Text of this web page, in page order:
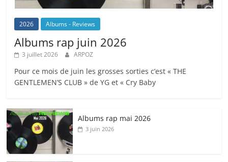
2026 Albums - Reviews
Albums rap juin 2026
3 juillet 2026 ARPOZ
Pour ce mois de juin les grosses sorties c’est « THE
GENTLEMEN’S CLUB » de YG et « Cry Baby
Albums rap mai 2026
3 juin 2026